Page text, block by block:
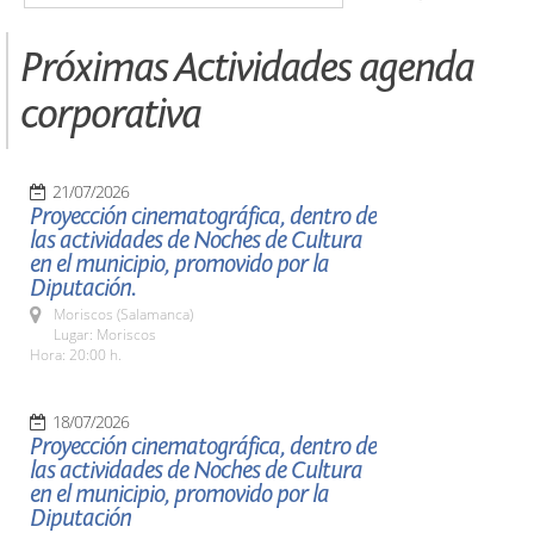
Próximas Actividades agenda
corporativa
21/07/2026
Proyección cinematográfica, dentro de
las actividades de Noches de Cultura
en el municipio, promovido por la
Diputación.
Moriscos (Salamanca)
Lugar: Moriscos
Hora: 20:00 h.
18/07/2026
Proyección cinematográfica, dentro de
las actividades de Noches de Cultura
en el municipio, promovido por la
Diputación